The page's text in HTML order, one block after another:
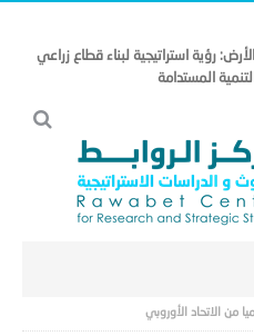
رؤية استراتيجية لبناء قطاع زراعي
المستدامة
من الاتحاد الأوروبي